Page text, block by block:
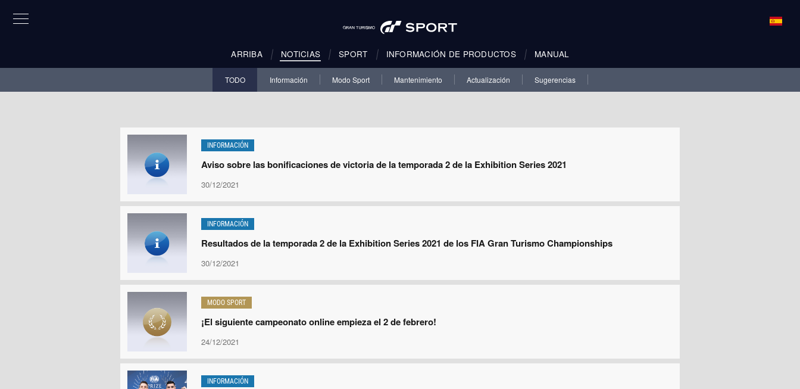
ARRIBA NOTICIAS SPORT INFORMACIÓN DE PRODUCTOS MANUAL
TODO Información Modo Sport Mantenimiento Actualización Sugerencias
INFORMACIÓN
Aviso sobre las bonificaciones de victoria de la temporada 2 de la Exhibition Series 2021
30/12/2021
INFORMACIÓN
Resultados de la temporada 2 de la Exhibition Series 2021 de los FIA Gran Turismo Championships
30/12/2021
MODO SPORT
¡El siguiente campeonato online empieza el 2 de febrero!
24/12/2021
INFORMACIÓN